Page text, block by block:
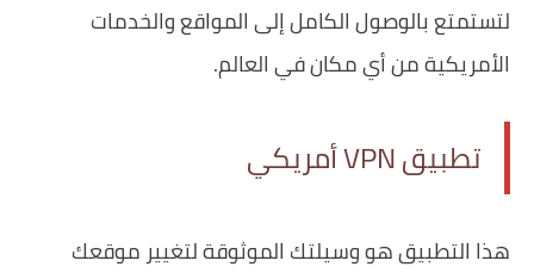
لتستمتع بالوصول الكامل إلى المواقع والخدمات
الأمريكية من أي مكان في العالم.
تطبيق VPN أمريكي
هذا التطبيق هو وسيلتك الموثوقة لتغيير موقعك